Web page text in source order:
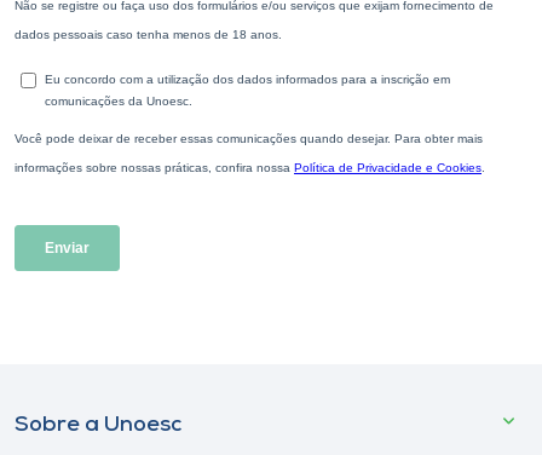
Sobre a Unoesc